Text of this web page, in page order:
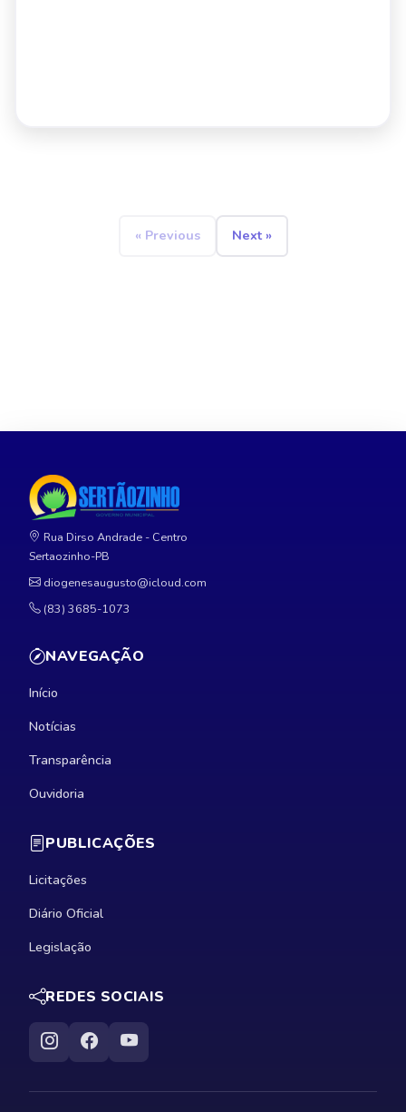
« Previous Next »
Rua Dirso Andrade - Centro
Sertaozinho-PB
diogenesaugusto@icloud.com
(83) 3685-1073
NAVEGAÇÃO
Início
Notícias
Transparência
Ouvidoria
PUBLICAÇÕES
Licitações
Diário Oficial
Legislação
REDES SOCIAIS